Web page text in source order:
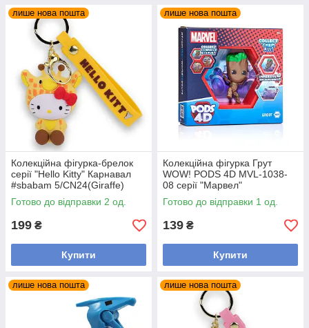
лише нова пошта
Колекційна фігурка-брелок
серії "Hello Kitty" Карнавал
#sbabam 5/CN24(Giraffe)
Готово до відправки 2 од.
199 ₴
Купити
лише нова пошта
Колекційна фігурка Грут
WOW! PODS 4D MVL-1038-
08 серії "Марвел"
Готово до відправки 1 од.
139 ₴
Купити
лише нова пошта лише нова пошта